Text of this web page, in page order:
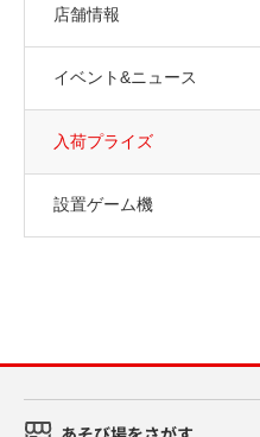
店舗情報
イベント&ニュース
入荷プライズ
設置ゲーム機